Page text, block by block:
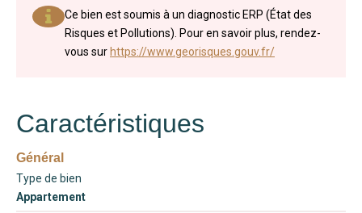
Ce bien est soumis à un diagnostic ERP (État des
Risques et Pollutions). Pour en savoir plus, rendez-
vous surhttps://www.georisques.gouv.fr/
Caractéristiques
Général
Type de bien
Appartement